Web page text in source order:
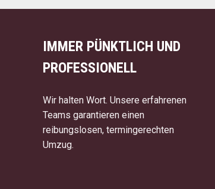
IMMER PÜNKTLICH UND
PROFESSIONELL
Wir halten Wort. Unsere erfahrenen
Teams garantieren einen
reibungslosen, termingerechten
Umzug.